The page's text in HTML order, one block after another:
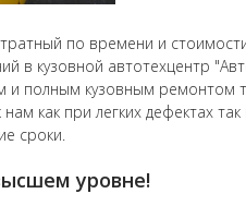
по времени и
в кузовной автотехцентр
и полным кузовным ремонтом
как при легких дефектах
сроки.
уровне!